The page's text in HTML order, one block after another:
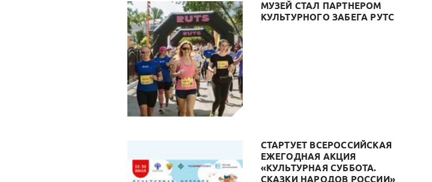
МУЗЕЙ СТАЛ ПАРТНЕРОМ
КУЛЬТУРНОГО ЗАБЕГА РУТС
СТАРТУЕТ ВСЕРОССИЙСКАЯ
ЕЖЕГОДНАЯ АКЦИЯ
«КУЛЬТУРНАЯ СУББОТА.